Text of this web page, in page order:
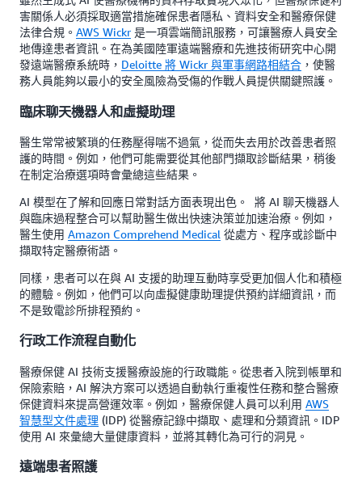
害關係人必須採取適當措施確保患者隱私、資料安全和醫療保健
法律合規。 AWS Wickr 是一項雲端簡訊服務，可讓醫療人員安全
地傳達患者資訊。在為美國陸軍遠端醫療和先進技術研究中心開
發遠端醫療系統時， Deloitte 將 Wickr 與軍事網路相結合 ，使醫
務人員能夠以最小的安全風險為受傷的作戰人員提供關鍵照護。
臨床聊天機器人和虛擬助理
醫生常常被繁瑣的任務壓得喘不過氣，從而失去用於改善患者照
護的時間。例如，他們可能需要從其他部門擷取診斷結果，稍後
在制定治療選項時會彙總這些結果。
AI 模型在了解和回應日常對話方面表現出色。 將 AI 聊天機器人
與臨床過程整合可以幫助醫生做出快速決策並加速治療。例如，
醫生使用 Amazon Comprehend Medical 從處方、程序或診斷中
擷取特定醫療術語。
同樣，患者可以在與 AI 支援的助理互動時享受更加個人化和積極
的體驗。例如，他們可以向虛擬健康助理提供預約詳細資訊，而
不是致電診所排程預約。
行政工作流程自動化
醫療保健 AI 技術支援醫療設施的行政職能。從患者入院到帳單和
保險索賠，AI 解決方案可以透過自動執行重複性任務和整合醫療
保健資料來提高營運效率。例如，醫療保健人員可以利用 AWS
智慧型文件處理 (IDP) 從醫療記錄中擷取、處理和分類資訊。IDP
使用 AI 來彙總大量健康資料，並將其轉化為可行的洞見。
遠端患者照護